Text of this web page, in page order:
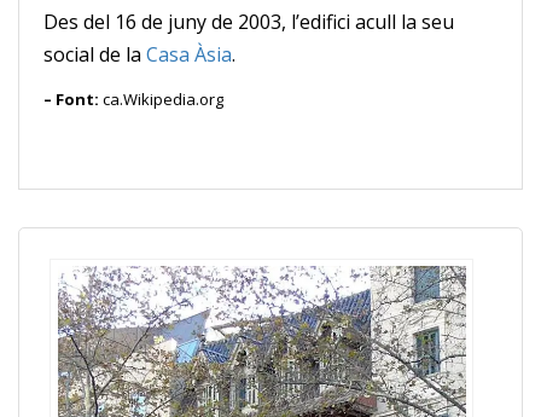
Des del 16 de juny de 2003, l’edifici acull la seu
social de la Casa Àsia.
– Font: ca.Wikipedia.org